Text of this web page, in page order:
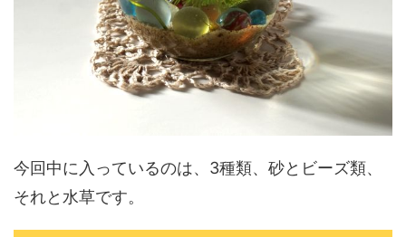
今回中に入っているのは、3種類、砂とビーズ類、
それと水草です。